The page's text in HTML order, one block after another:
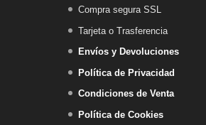
Compra segura SSL
Tarjeta o Trasferencia
Envíos y Devoluciones
Política de Privacidad
Condiciones de Venta
Política de Cookies